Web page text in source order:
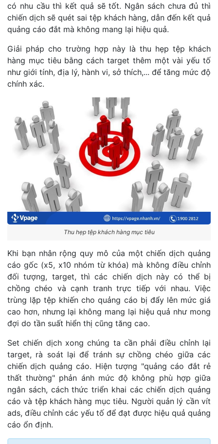
có nhu cầu thì kết quả sẽ tốt. Ngân sách chưa đủ thì
chiến dịch sẽ quét sai tệp khách hàng, dẫn đến kết quả
quảng cáo đắt mà không mang lại hiệu quả.
Giải pháp cho trường hợp này là thu hẹp tệp khách
hàng mục tiêu bằng cách target thêm một vài yếu tố
như giới tính, địa lý, hành vi, sở thích,... để tăng mức độ
chính xác.
Thu hẹp tệp khách hàng mục tiêu
Khi bạn nhân rộng quy mô của một chiến dịch quảng
cáo gốc (x5, x10 nhóm từ khóa) mà không điều chỉnh
đối tượng, target, thì các chiến dịch này có thể bị
chồng chéo và cạnh tranh trực tiếp với nhau. Việc
trùng lặp tệp khiến cho quảng cáo bị đẩy lên mức giá
cao hơn, nhưng lại không mang lại hiệu quả như mong
đợi do tần suất hiển thị cũng tăng cao.
Set chiến dịch xong chúng ta cần phải điều chỉnh lại
target, rà soát lại để tránh sự chồng chéo giữa các
chiến dịch quảng cáo. Hiện tượng "quảng cáo đắt rẻ
thất thường" phản ánh mức độ không phù hợp giữa
ngân sách, cách thức triển khai các chiến dịch quảng
cáo và tệp khách hàng mục tiêu. Người quản lý cần vít
ads, điều chỉnh các yếu tố để đạt được hiệu quả quảng
cáo ổn định.